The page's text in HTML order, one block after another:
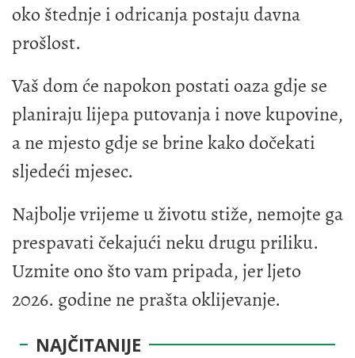
oko štednje i odricanja postaju davna
prošlost.
Vaš dom će napokon postati oaza gdje se
planiraju lijepa putovanja i nove kupovine,
a ne mjesto gdje se brine kako dočekati
sljedeći mjesec.
Najbolje vrijeme u životu stiže, nemojte ga
prespavati čekajući neku drugu priliku.
Uzmite ono što vam pripada, jer ljeto
2026. godine ne prašta oklijevanje.
NAJČITANIJE